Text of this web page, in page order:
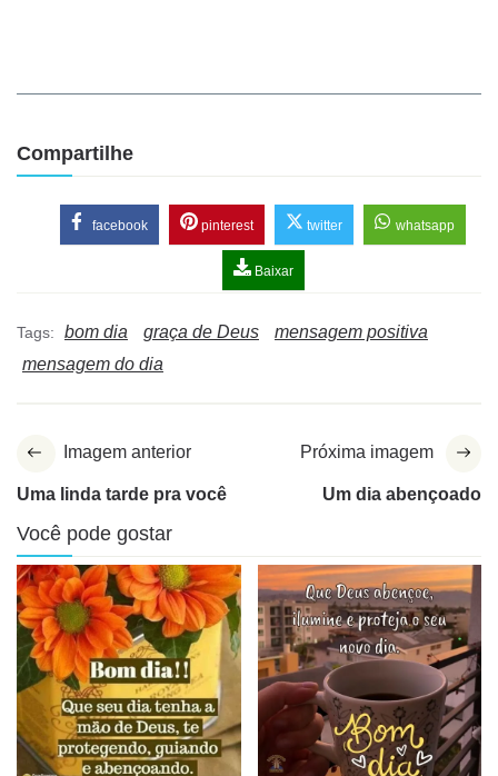
Compartilhe
facebook pinterest twitter whatsapp
Baixar
Tags: bom dia graça de Deus
mensagem positiva
mensagem do dia
Imagem anterior
Uma linda tarde pra você
Próxima imagem
Um dia abençoado
Você pode gostar